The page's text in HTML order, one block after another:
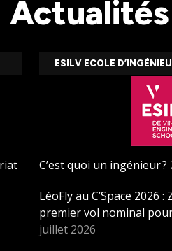
ESILV ECOLE
C’est quoi un ingénieur ?
LéoFly au C’Space 2026
premier vol nominal
juillet 2026